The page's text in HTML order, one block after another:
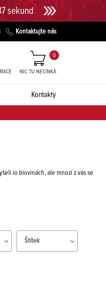
sekund
Kontaktujte nás
NIC TU NECINKÁ
0
Kontakty
io biovinách, ale mnozí z vás se
Štítek